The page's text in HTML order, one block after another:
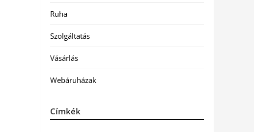
Ruha
Szolgáltatás
Vásárlás
Webáruházak
Címkék